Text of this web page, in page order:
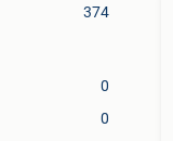
374
0
0